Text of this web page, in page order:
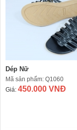
Dép Nữ
Mã sản phẩm: Q1060
Giá: 450.000 VNĐ